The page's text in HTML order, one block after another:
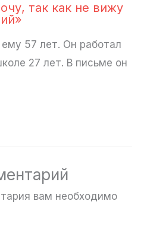
так как не вижу
57 лет. Он работал
27 лет. В письме он
вам необходимо